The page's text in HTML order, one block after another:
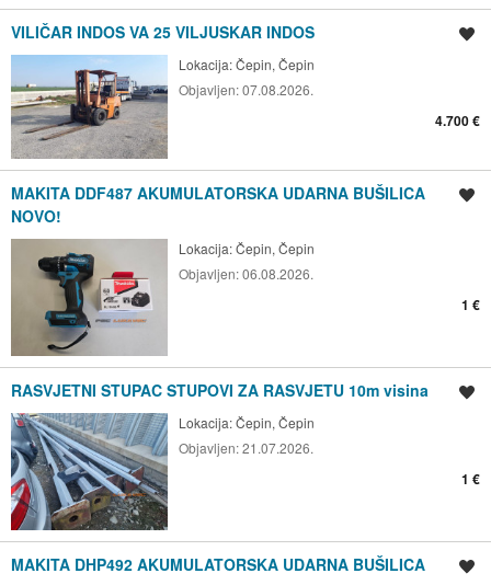
VILIČAR INDOS VA 25 VILJUSKAR INDOS
Lokacija:Čepin, Čepin
Objavljen:07.08.2026.
4.700 €
MAKITA DDF487 AKUMULATORSKA UDARNA BUŠILICA
NOVO!
Lokacija:Čepin, Čepin
Objavljen:06.08.2026.
1 €
RASVJETNI STUPAC STUPOVI ZA RASVJETU 10m visina
Lokacija:Čepin, Čepin
Objavljen:21.07.2026.
1 €
MAKITA DHP492 AKUMULATORSKA UDARNA BUŠILICA